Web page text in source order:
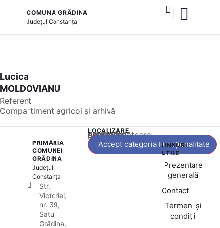
COMUNA GRĂDINA
JudețulConstanța
Lucica
MOLDOVIANU
Referent
Compartiment agricol și arhivă
PRIMĂRIA
COMUNEI
GRĂDINA
Județul
Constanța
Str.
Victoriei,
nr. 39,
Satul
Grădina,
LOCALIZARE
Acest conținut este blocat până când acceptați categoria corespunzătoare de cookie-uri.
Accept categoria Funcționalitate
LINKURI
UTILE
Prezentare
generală
Contact
Termeni și
condiții